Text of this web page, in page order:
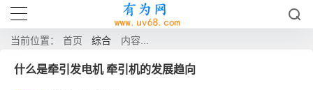
当前位置： 首页 综合 内容...
什么是牵引发电机 牵引机的发展趋向